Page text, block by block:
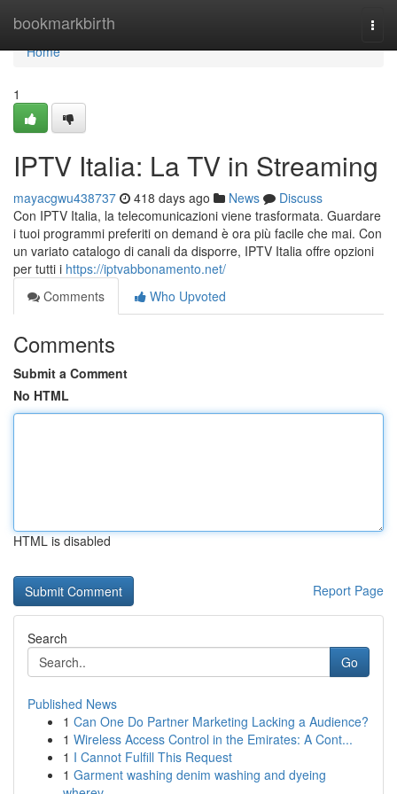
bookmarkbirth
Home
Home
1
IPTV Italia: La TV in Streaming
mayacgwu438737 418 days ago News
Discuss
Con IPTV Italia, la telecomunicazioni viene trasformata. Guardare
i tuoi programmi preferiti on demand è ora più facile che mai. Con
un variato catalogo di canali da disporre, IPTV Italia offre opzioni
per tutti i https://iptvabbonamento.net/
Comments
Who Upvoted
Comments
Submit a Comment
No HTML
HTML is disabled
Report Page
Search
Go
Published News
1 Can One Do Partner Marketing Lacking a Audience?
1 Wireless Access Control in the Emirates: A Cont...
1 I Cannot Fulfill This Request
1 Garment washing denim washing and dyeing